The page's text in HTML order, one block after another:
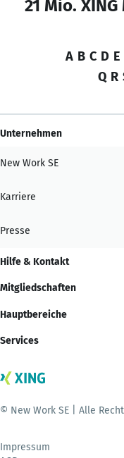
21 Mio.
A B C D E
Q R
Unternehmen
New Work SE
Karriere
Presse
Hilfe & Kontakt
Mitgliedschaften
Hauptbereiche
Services
© New Work SE | Alle
Impressum